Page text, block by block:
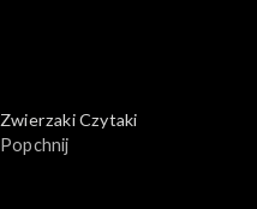
Zwierzaki Czytaki
Popchnij